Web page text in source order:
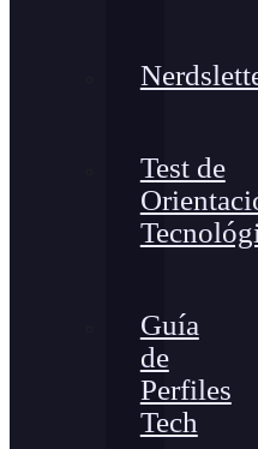
Test de
Guía
de
Perfiles
Tech